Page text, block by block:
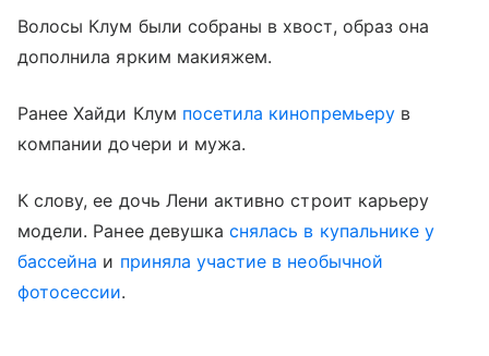
Волосы Клум были собраны в хвост, образ она
дополнила ярким макияжем.
Ранее Хайди Клум посетила кинопремьерув
компании дочери и мужа.
К слову, ее дочь Лени активно строит карьеру
модели. Ранее девушкаснялась в купальнике у
бассейна и приняла участие в необычной
фотосессии.